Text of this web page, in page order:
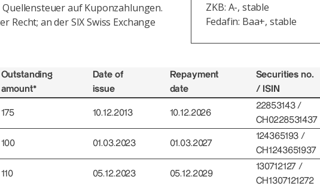
Quellensteuer auf Kuponzahlungen.
Recht; an der SIX Swiss Exchange
ZKB: A-, stable
Fedafin: Baa+, stable
Outstanding
amount*
Date of
issue
Repayment
date
Securities no.
/ ISIN
175 10.12.2013 10.12.2026
22853143 /
CH0228531437
100 01.03.2023 01.03.2027
124365193 /
CH1243651937
110 05.12.2023 05.12.2029
130712127 /
CH1307121272